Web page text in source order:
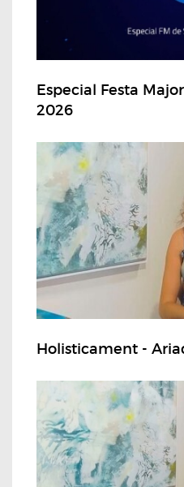
Especial Festa
2026
Holisticament -